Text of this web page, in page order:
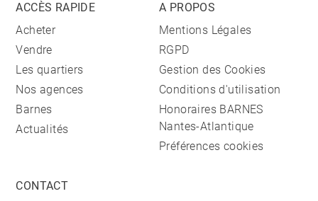
ACCÈS RAPIDE
Acheter
Vendre
Les quartiers
Nos agences
Barnes
Actualités
A PROPOS
Mentions Légales
RGPD
Gestion des Cookies
Conditions d'utilisation
Honoraires BARNES
Nantes-Atlantique
Préférences cookies
CONTACT